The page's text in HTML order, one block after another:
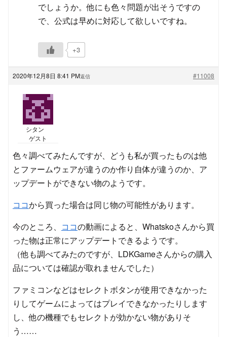
でしょうか。他にも色々問題が出そうですの
で、公式は早めに対応して欲しいですね。
+3
2020年12月8日 8:41 PM #11008
返信
シタン
ゲスト
色々調べてみたんですが、どうも私が買ったものは他
とファームウェアが違うのか作り自体が違うのか、ア
ップデートができない物のようです。
ココから買った場合は同じ物の可能性があります。
今のところ、 ココの動画によると、Whatskoさんから買
った物は正常にアップデートできるようです。
（他も調べてみたのですが、LDKGameさんからの購入
品については確認が取れませんでした）
ファミコンなどはセレクトボタンが使用できなかった
りしてゲームによってはプレイできなかったりします
し、他の機種でもセレクトが効かない物がありそ
う……